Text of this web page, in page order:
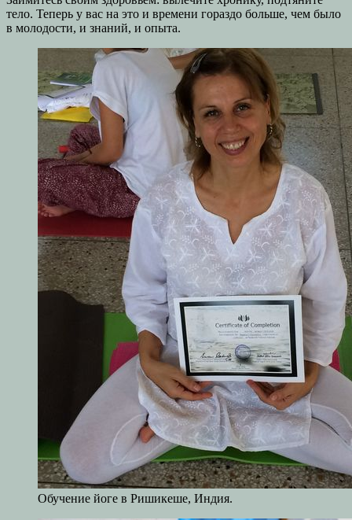
тело. Теперь у вас на это и времени гораздо больше, чем было
в молодости, и знаний, и опыта.
Обучение йоге в Ришикеше, Индия.